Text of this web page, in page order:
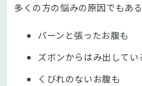
多くの方の悩みの原因でもあ
パーンと張ったお腹も
ズボンからはみ出して
くびれのないお腹も